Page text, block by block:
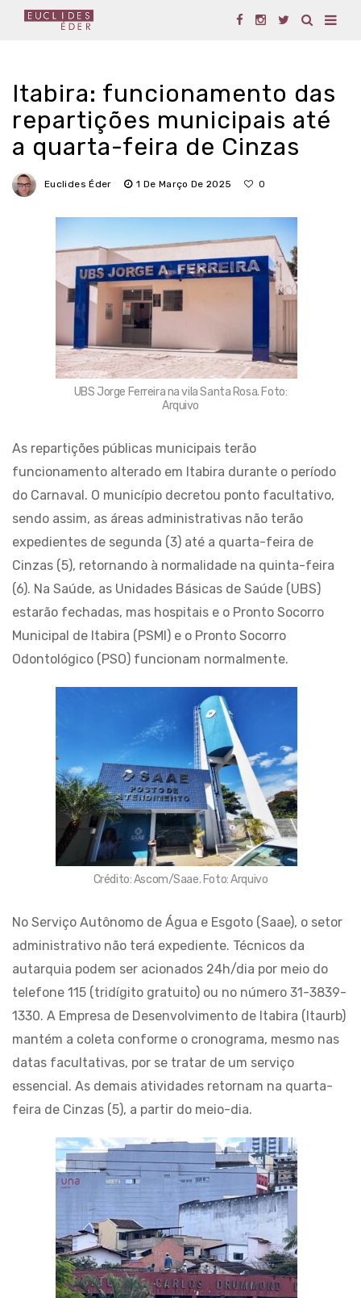
Itabira: funcionamento das
repartições municipais até
a quarta-feira de Cinzas
Euclides Éder 1 De Março De 2025 0
UBS Jorge Ferreira na vila Santa Rosa. Foto:
Arquivo
As repartições públicas municipais terão
funcionamento alterado em Itabira durante o período
do Carnaval. O município decretou ponto facultativo,
sendo assim, as áreas administrativas não terão
expedientes de segunda (3) até a quarta-feira de
Cinzas (5), retornando à normalidade na quinta-feira
(6). Na Saúde, as Unidades Básicas de Saúde (UBS)
estarão fechadas, mas hospitais e o Pronto Socorro
Municipal de Itabira (PSMI) e o Pronto Socorro
Odontológico (PSO) funcionam normalmente.
Crédito: Ascom/Saae. Foto: Arquivo
No Serviço Autônomo de Água e Esgoto (Saae), o setor
administrativo não terá expediente. Técnicos da
autarquia podem ser acionados 24h/dia por meio do
telefone 115 (tridígito gratuito) ou no número 31-3839-
1330. A Empresa de Desenvolvimento de Itabira (Itaurb)
mantém a coleta conforme o cronograma, mesmo nas
datas facultativas, por se tratar de um serviço
essencial. As demais atividades retornam na quarta-
feira de Cinzas (5), a partir do meio-dia.